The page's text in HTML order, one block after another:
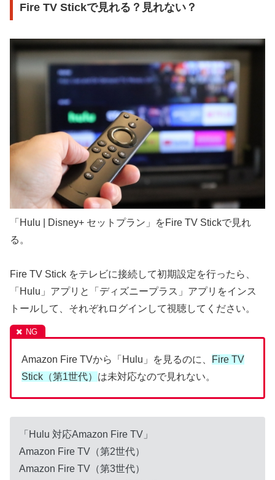
Fire TV Stickで見れる？見れない？
「Hulu | Disney+ セットプラン」をFire TV Stickで見れ
る。
Fire TV Stick をテレビに接続して初期設定を行ったら、
「Hulu」アプリと「ディズニープラス」アプリをインス
トールして、それぞれログインして視聴してください。
Amazon Fire TVから「Hulu」を見るのに、
Fire TV
Stick（第1世代） は未対応なので見れない。
「Hulu 対応Amazon Fire TV」
Amazon Fire TV（第2世代）
Amazon Fire TV（第3世代）